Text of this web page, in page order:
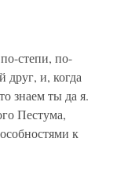
степи, по-
друг, и, когда
знаем ты да я.
Пестума,
к